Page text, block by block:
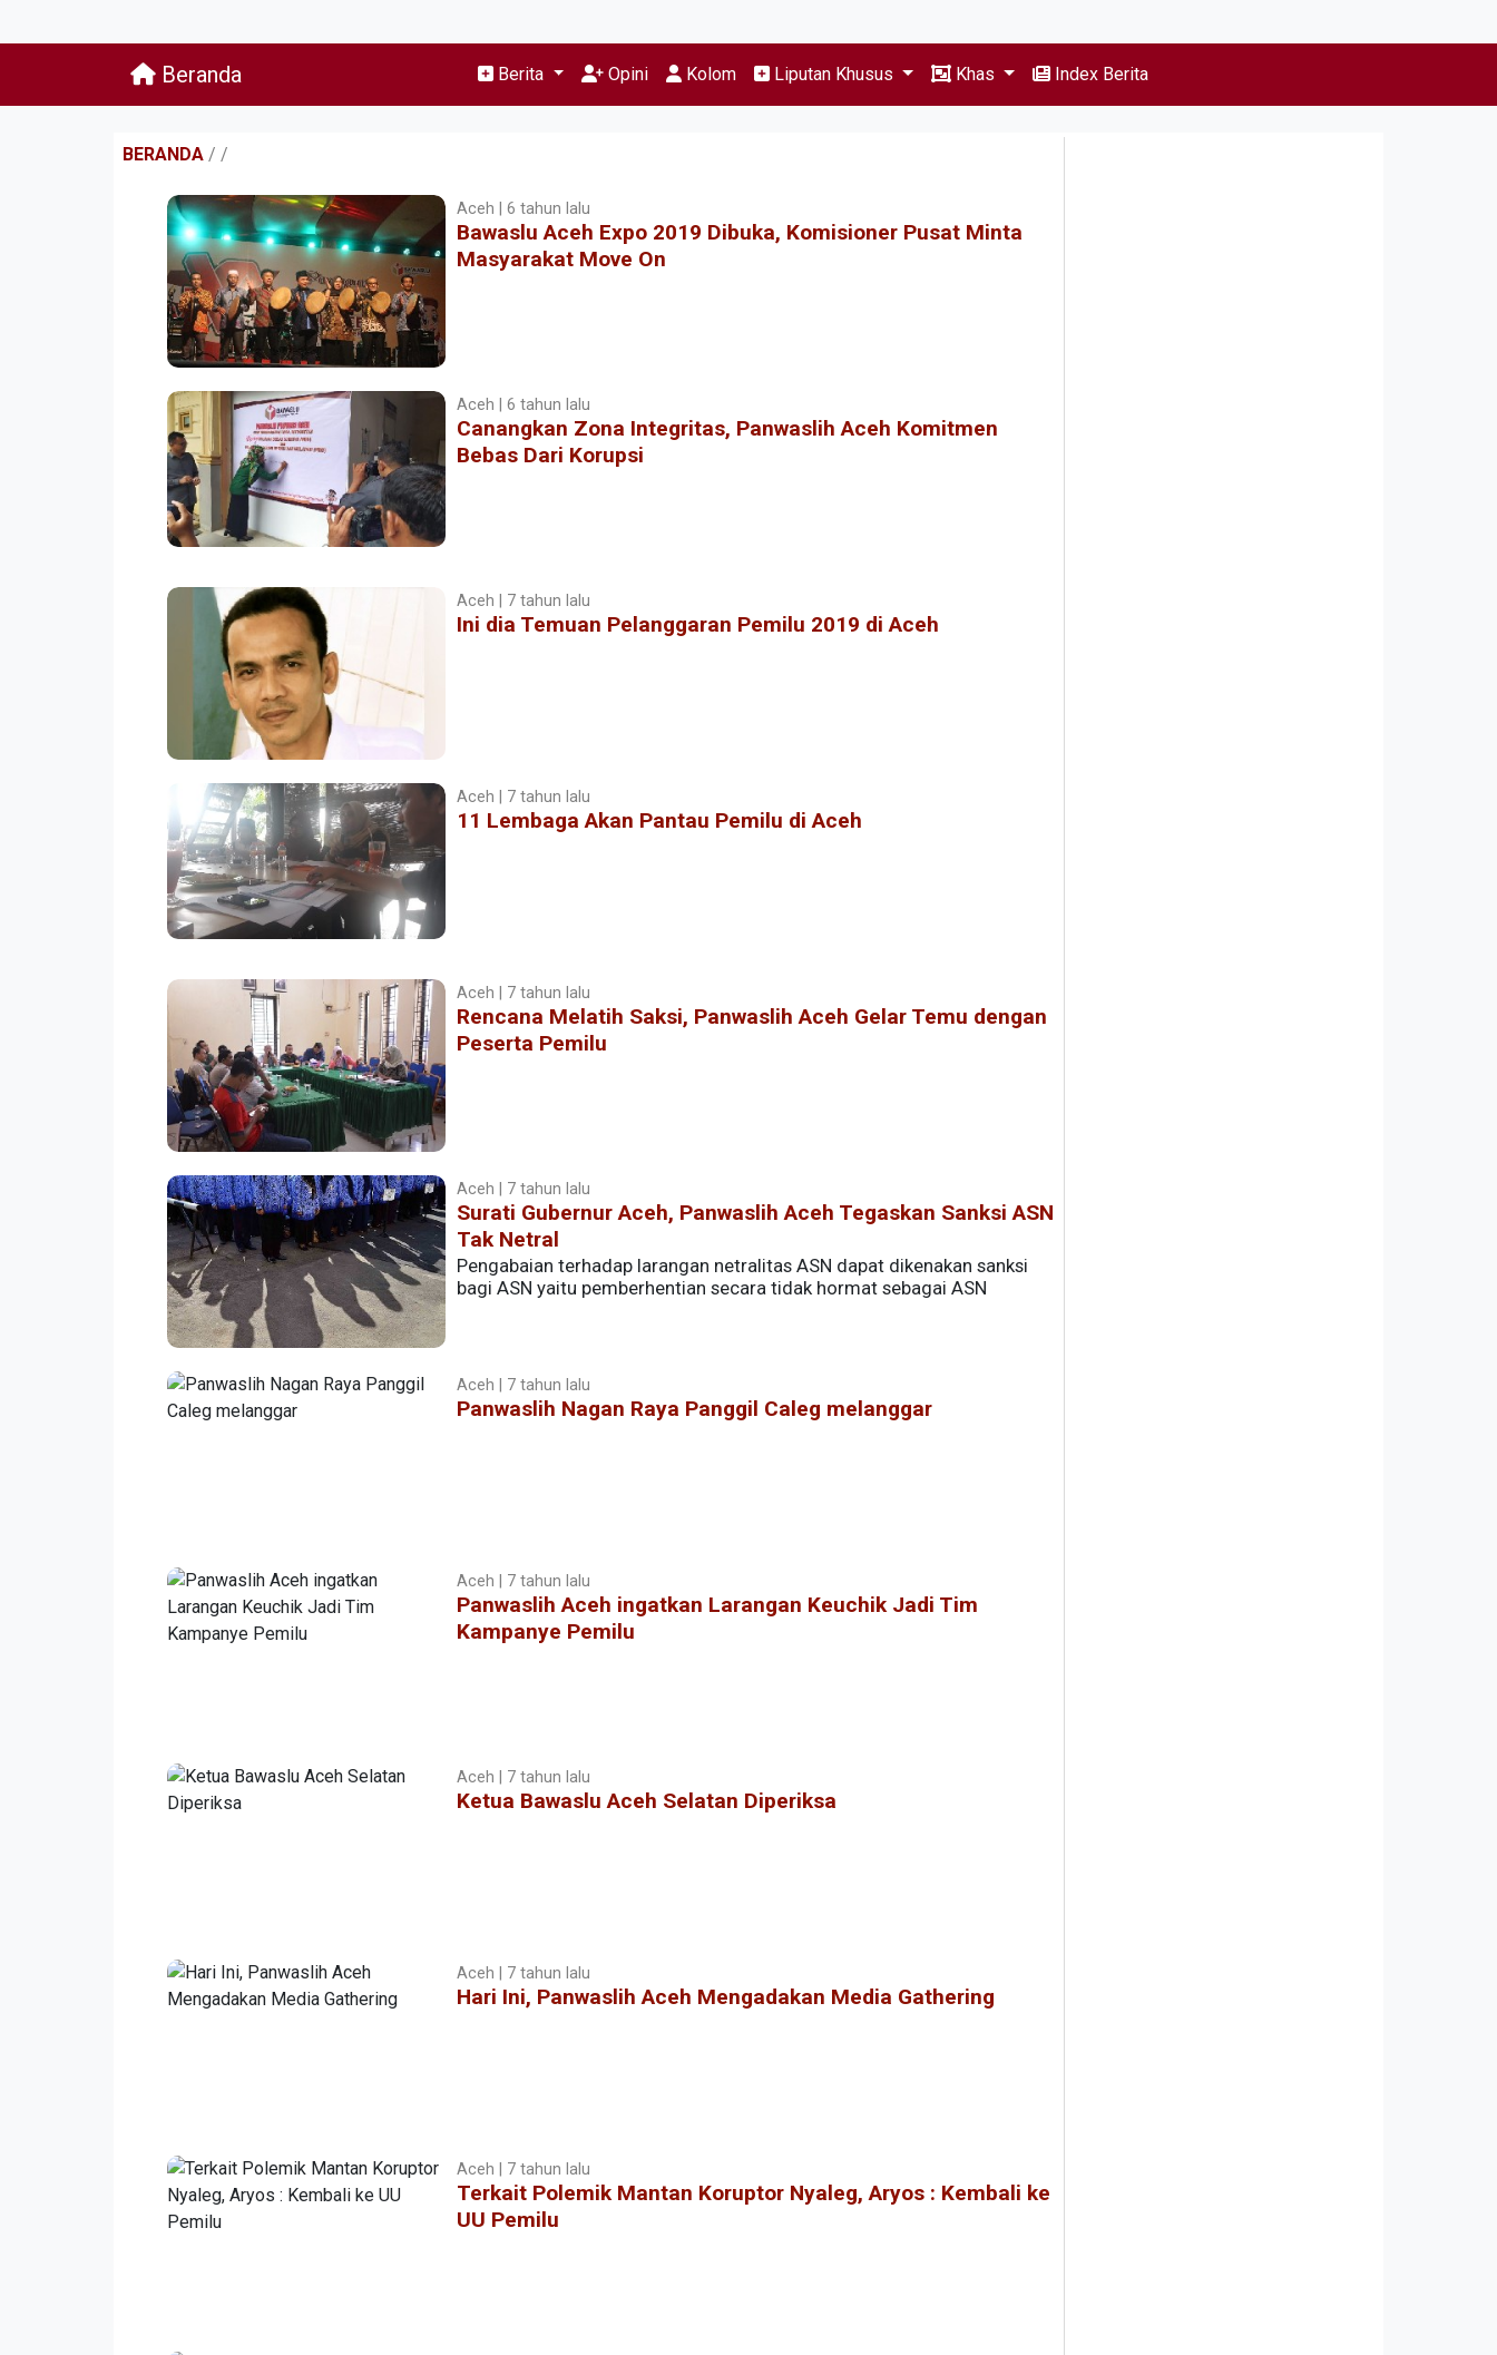
Beranda Berita Opini Kolom Liputan Khusus Khas Index Berita
BERANDA / /
Aceh | 6 tahun lalu
Bawaslu Aceh Expo 2019 Dibuka, Komisioner Pusat Minta
Masyarakat Move On
Aceh | 6 tahun lalu
Canangkan Zona Integritas, Panwaslih Aceh Komitmen
Bebas Dari Korupsi
Aceh | 7 tahun lalu
Ini dia Temuan Pelanggaran Pemilu 2019 di Aceh
Aceh | 7 tahun lalu
11 Lembaga Akan Pantau Pemilu di Aceh
Aceh | 7 tahun lalu
Rencana Melatih Saksi, Panwaslih Aceh Gelar Temu dengan
Peserta Pemilu
Aceh | 7 tahun lalu
Surati Gubernur Aceh, Panwaslih Aceh Tegaskan Sanksi ASN
Tak Netral
Pengabaian terhadap larangan netralitas ASN dapat dikenakan sanksi
bagi ASN yaitu pemberhentian secara tidak hormat sebagai ASN
Aceh | 7 tahun lalu
Panwaslih Nagan Raya Panggil Caleg melanggar
Aceh | 7 tahun lalu
Panwaslih Aceh ingatkan Larangan Keuchik Jadi Tim
Kampanye Pemilu
Aceh | 7 tahun lalu
Ketua Bawaslu Aceh Selatan Diperiksa
Aceh | 7 tahun lalu
Hari Ini, Panwaslih Aceh Mengadakan Media Gathering
Aceh | 7 tahun lalu
Terkait Polemik Mantan Koruptor Nyaleg, Aryos : Kembali ke
UU Pemilu